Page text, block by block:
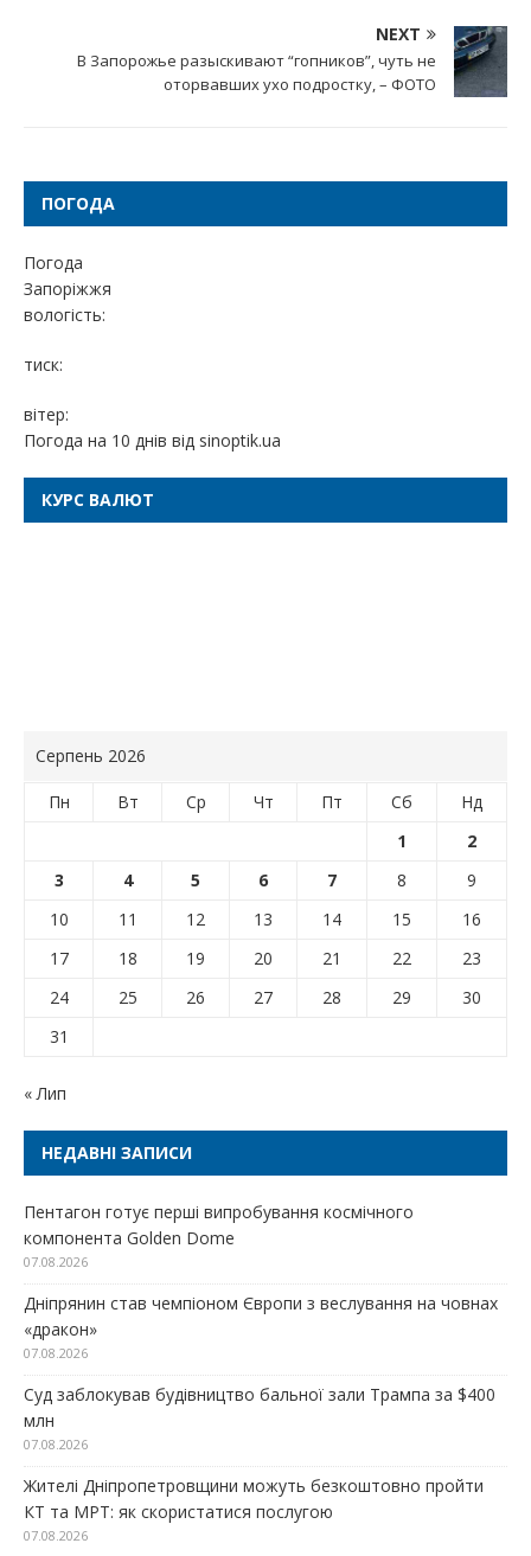
NEXT
В Запорожье разыскивают “гопников”, чуть не
оторвавших ухо подростку, – ФОТО
ПОГОДА
Погода
Запоріжжя
вологість:
тиск:
вітер:
Погода на 10 днів від sinoptik.ua
КУРС ВАЛЮТ
Серпень 2026
Пн Вт Ср Чт Пт Сб
Нд
1
2
3
4 5 6 7 8
9
10
11 12 13 14 15
16
17
18 19 20 21 22
23
24
25 26 27 28 29
30
31
« Лип
НЕДАВНІ ЗАПИСИ
Пентагон готує перші випробування космічного
компонента Golden Dome
07.08.2026
Дніпрянин став чемпіоном Європи з веслування на човнах
«дракон»
07.08.2026
Суд заблокував будівництво бальної зали Трампа за $400
млн
07.08.2026
Жителі Дніпропетровщини можуть безкоштовно пройти
КТ та МРТ: як скористатися послугою
07.08.2026